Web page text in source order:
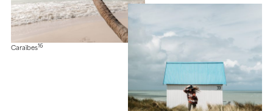
Caraïbes16